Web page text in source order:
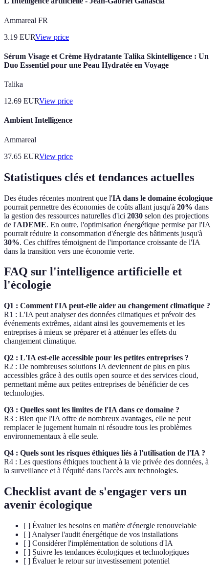
Ammareal FR
3.19 EURView price
Sérum Visage et Crème Hydratante Talika Skintelligence : Un
Duo Essentiel pour une Peau Hydratée en Voyage
Talika
12.69 EURView price
Ambient Intelligence
Ammareal
37.65 EURView price
Statistiques clés et tendances actuelles
Des études récentes montrent que l'IA dans le domaine écologique
pourrait permettre des économies de coûts allant jusqu'à 20% dans
la gestion des ressources naturelles d'ici 2030 selon des projections
de l'ADEME. En outre, l'optimisation énergétique permise par l'IA
pourrait réduire la consommation d'énergie des bâtiments jusqu'à
30%. Ces chiffres témoignent de l'importance croissante de l'IA
dans la transition vers une économie verte.
FAQ sur l'intelligence artificielle et
l'écologie
Q1 : Comment l'IA peut-elle aider au changement climatique ?
R1 : L'IA peut analyser des données climatiques et prévoir des
événements extrêmes, aidant ainsi les gouvernements et les
entreprises à mieux se préparer et à atténuer les effets du
changement climatique.
Q2 : L'IA est-elle accessible pour les petites entreprises ?
R2 : De nombreuses solutions IA deviennent de plus en plus
accessibles grâce à des outils open source et des services cloud,
permettant même aux petites entreprises de bénéficier de ces
technologies.
Q3 : Quelles sont les limites de l'IA dans ce domaine ?
R3 : Bien que l'IA offre de nombreux avantages, elle ne peut
remplacer le jugement humain ni résoudre tous les problèmes
environnementaux à elle seule.
Q4 : Quels sont les risques éthiques liés à l'utilisation de l'IA ?
R4 : Les questions éthiques touchent à la vie privée des données, à
la surveillance et à l'équité dans l'accès aux technologies.
Checklist avant de s'engager vers un
avenir écologique
[ ] Évaluer les besoins en matière d'énergie renouvelable
[ ] Analyser l'audit énergétique de vos installations
[ ] Considérer l'implémentation de solutions d'IA
[ ] Suivre les tendances écologiques et technologiques
[ ] Évaluer le retour sur investissement potentiel